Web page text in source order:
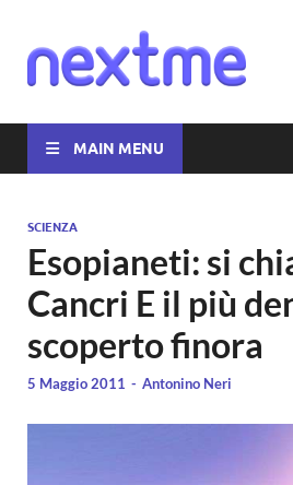
MAIN MENU
SCIENZA
Esopianeti: si
Cancri E il più
scoperto finora
5 Maggio 2011 - Antonino Neri